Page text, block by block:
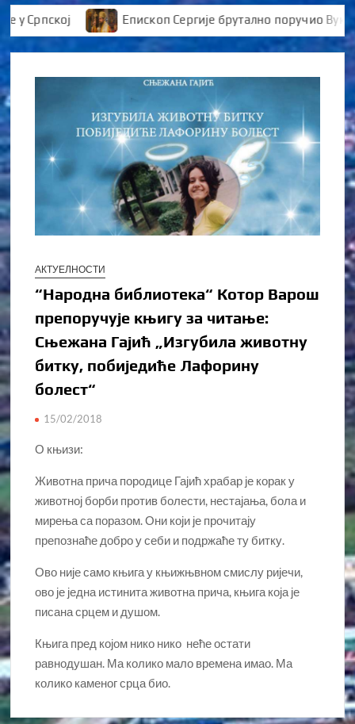
Епископ Сергије брутално поручио
АКТУЕЛНОСТИ
“Народна библиотека“ Котор Варош
препоручује књигу за читање:
Сњежана Гајић „Изгубила животну
битку, побиједиће Лафорину
болест“
15/02/2018
О књизи:
Животна прича породице Гајић храбар је корак у
животној борби против болести, нестајања, бола и
мирења са поразом. Они који је прочитају
препознаће добро у себи и подржаће ту битку.
Ово није само књига у књижњвном смислу ријечи,
ово је једна истинита животна прича, књига која је
писана срцем и душом.
Књига пред којом нико нико неће остати
равнодушан. Ма колико мало времена имао. Ма
колико каменог срца био.